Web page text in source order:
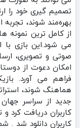
تصمیم‌ گیری خود را
بهره‌مند شوند،
از کامل‌ ترین نمونه‌
می‌ شود.این بازی با
صوتی و تصویری،
امکان دعوت از
فراهم می‌ آورد.
هماهنگ شوند،
کاربران دانلود شد